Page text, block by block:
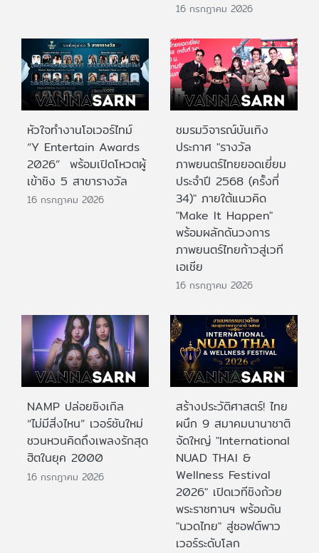
16 กรกฎาคม 2026
หัวใจทำงานโอเวอร์ไทม์
“Y Entertain Awards
2026” พร้อมเปิดโหวตผู้
เข้าชิง 5 สาขารางวัล
16 กรกฎาคม 2026
ชมรมวิจารณ์บันเทิง
ประกาศ "รางวัล
ภาพยนตร์ไทยยอดเยี่ยม
ประจําปี 2568 (ครั้งที่
34)" ภายใต้แนวคิด
"Make It Happen"
พร้อมผลักดันวงการ
ภาพยนตร์ไทยก้าวสู่เวที
เอเชีย
16 กรกฎาคม 2026
NAMP ปล่อยซิงเกิล
“ไม่มีสิ่งไหน” เวอร์ชันใหม่
ชวนหวนคิดถึงเพลงรักสุด
ฮิตในยุค 2000
16 กรกฎาคม 2026
สร้างประวัติศาสตร์! ไทย
ผนึก 9 สมาคมนานาชาติ
จัดใหญ่ "International
NUAD THAI &
Wellness Festival
2026" เปิดเวทีชิงถ้วย
พระราชทานฯ พร้อมดัน
"นวดไทย" สู่ซอฟต์พาว
เวอร์ระดับโลก